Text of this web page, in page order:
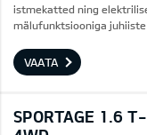
istmekatted ning
mälufunktsiooniga juhiiste
VAATA
SPORTAGE 1.6